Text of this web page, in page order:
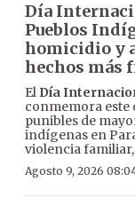
Día
Pueblos
homicidio y
hechos más
El Día
conmemora este
punibles de
indígenas en
violencia
Agosto 9, 2026